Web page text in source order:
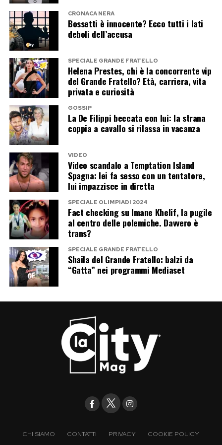
Post Views: 258
CRONACA NERA
Bossetti è innocente? Ecco tutti i lati
deboli dell’accusa
SPECIALE GRANDE FRATELLO
Helena Prestes, chi è la concorrente vip
del Grande Fratello? Età, carriera, vita
privata e curiosità
GOSSIP
La De Filippi beccata con lui: la strana
coppia a cavallo si rilassa in vacanza
VIDEO
Video scandalo a Temptation Island
Spagna: lei fa sesso con un tentatore,
lui impazzisce in diretta
SPECIALE OLIMPIADI 2024
Fact checking su Imane Khelif, la pugile
al centro delle polemiche. Davvero è
trans?
SPECIALE GRANDE FRATELLO
Shaila del Grande Fratello: balzi da
“Gatta” nei programmi Mediaset
CHI SIAMO CONTATTI PRIVACY
COOKIE POLICY